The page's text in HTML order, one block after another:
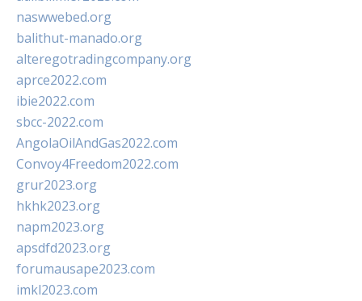
naswwebed.org
balithut-manado.org
alteregotradingcompany.org
aprce2022.com
ibie2022.com
sbcc-2022.com
AngolaOilAndGas2022.com
Convoy4Freedom2022.com
grur2023.org
hkhk2023.org
napm2023.org
apsdfd2023.org
forumausape2023.com
imkl2023.com